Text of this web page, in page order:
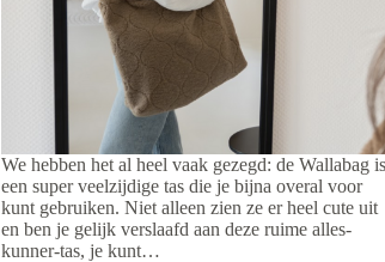
We hebben het al heel vaak gezegd: de Wallabag is
een super veelzijdige tas die je bijna overal voor
kunt gebruiken. Niet alleen zien ze er heel cute uit
en ben je gelijk verslaafd aan deze ruime alles-
kunner-tas, je kunt…